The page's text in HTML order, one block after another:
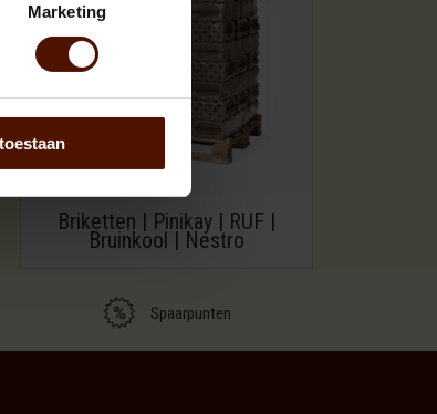
Marketing
Briketten | Pinikay | RUF |
Bruinkool | Nestro
Spaarpunten